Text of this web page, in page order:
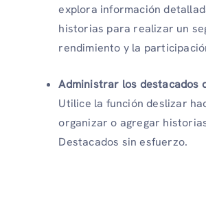
explora información
historias para realizar un
rendimiento y la
Administrar los destacados
Utilice la función deslizar
organizar o agregar
Destacados sin esfuerzo.